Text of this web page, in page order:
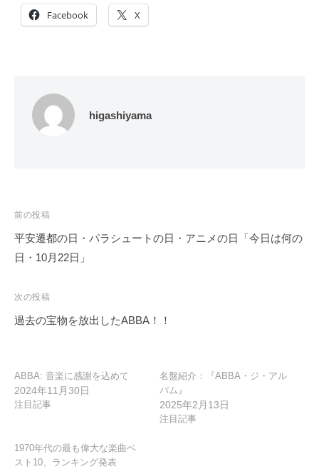
Facebook X
higashiyama
投
稿
ナ
ゲ
ー
ン
前の投稿
平安遷都の日・パラシュートの日・アニメの日「今日は何の
日・10月22日」
次の投稿
過去の宝物を放出したABBA！！
ABBA: 音楽に感謝を込めて
2024年11月30日
注目記事
名盤紹介：『ABBA・ジ・アル
バム』
2025年2月13日
注目記事
1970年代の最も偉大な楽曲ベ
スト10、ランキング発表